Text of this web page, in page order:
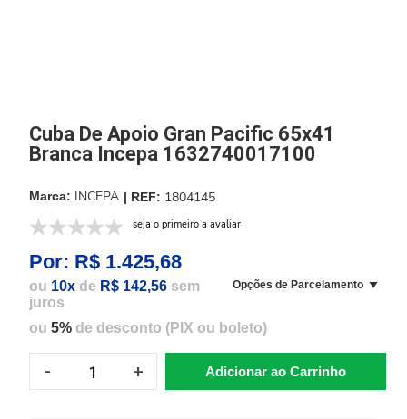
Cuba De Apoio Gran Pacific 65x41
Branca Incepa 1632740017100
INCEPA 1804145
seja o primeiro a avaliar
Por: R$ 1.425,68
ou 10x de R$ 142,56 sem
juros
Opções de Parcelamento
ou 5% de desconto (PIX ou boleto)
Adicionar ao Carrinho